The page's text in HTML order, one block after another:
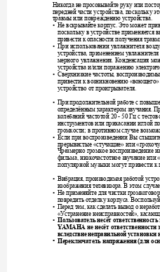
Никогда не просовывайте руку или
передней части устройства, поскольку
травмы или повреждению устройства.
• Не вскрывайте корпус. Это может
поскольку в устройстве применяется
привести к опасности получения
• При использовании увлажнителя
устройства, применением увлажнителя
мерного увлажнения. Конденсация
устройства и/или поражению
• Сверхнизкие частоты,
привести к возникновению «воющего»
устройство от проигрывателя.
• При продолжительной работе с
определённым характером звучания.
колебаний частотой 20 - 50 Гц с
инструментов или прикасании иглой
громкости; в противном случае
• Если при воспроизведении Вы
прерывистые «стучащие» или «
Чрезмерно громкое воспроизведение
фильма, низкочастотное звучание или «
популярной музыки могут привести к
• Вибрация, производимая работой
изображения телевизора. В этом случае
• Не применяйте для чистки
повредить отделку корпуса.
• Перед тем, как сделать вывод о
«Устранение неисправностей»,
• Пользователь несёт ответственность
YAMAHA не несёт ответственности
вследствиенеправильной установки
• Переключатель напряжения (для